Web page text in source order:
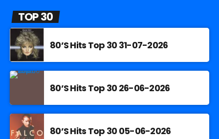
TOP 30
80’S Hits Top 30 31-07-2026
80’S Hits Top 30 26-06-2026
80’S Hits Top 30 05-06-2026